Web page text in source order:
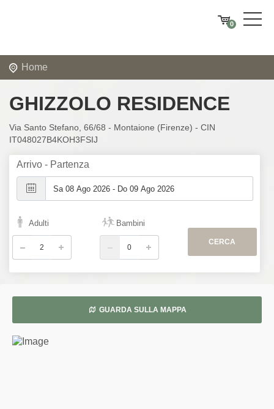
0
Home
GHIZZOLO RESIDENCE
Via Santo Stefano, 66/68 - Montaione (Firenze) - CIN
IT048027B4KOH3FSIJ
Arrivo - Partenza
Adulti Bambini
CERCA
GUARDA SULLA MAPPA